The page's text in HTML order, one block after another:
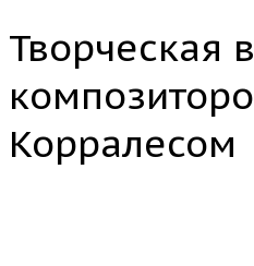
Творческая
Корралесом